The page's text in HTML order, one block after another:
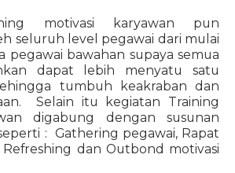
motivasi karyawan pun
seluruh level pegawai dari mulai
pegawai bawahan supaya semua
dapat lebih menyatu satu
tumbuh keakraban dan
Selain itu kegiatan Training
digabung dengan susunan
: Gathering pegawai, Rapat
dan Outbond motivasi